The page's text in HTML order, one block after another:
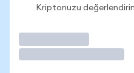
Kriptonuzu